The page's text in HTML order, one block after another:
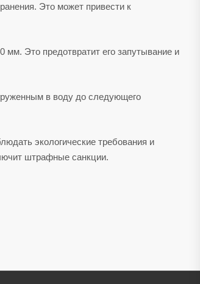
Это может привести к
мм. Это предотвратит его запутывание и
в воду до следующего
экологические требования и
штрафные санкции.